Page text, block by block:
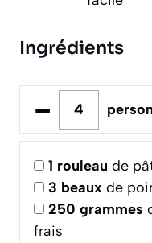
Ingrédients
–
1 rouleau de
3 beaux de
250 grammes
frais